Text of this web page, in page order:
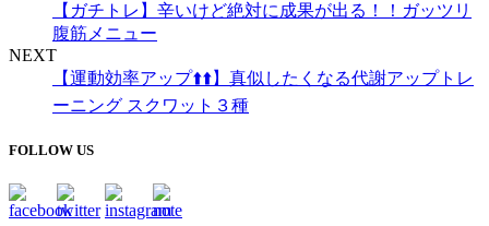
【ガチトレ】辛いけど絶対に成果が出る！！ガッツリ
腹筋メニュー
NEXT
【運動効率アップ⬆️⬆️】真似したくなる代謝アップトレ
ーニング スクワット３種
FOLLOW US